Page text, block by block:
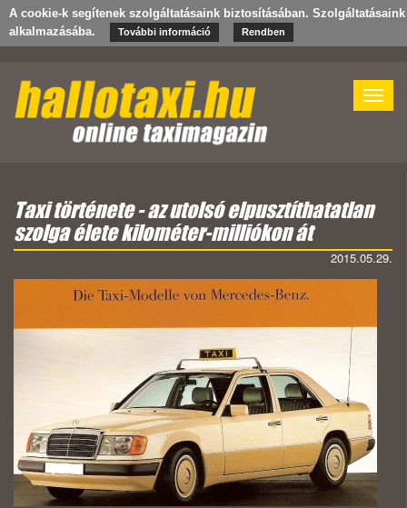
A cookie-k segítenek szolgáltatásaink biztosításában.
alkalmazásába.
További információ Rendben
Toggle
Taxi története - az utolsó elpusztíthatatlan
szolga élete kilométer-milliókon át
2015.05.29.